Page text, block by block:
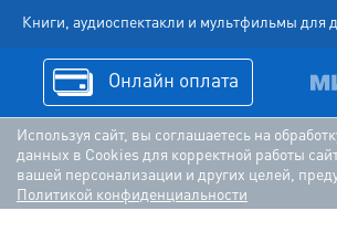
Книги, аудиоспектакли и мультфильмы для
Онлайн оплата
Используя сайт, вы соглашаетесь на
данных в Cookies для корректной работы
вашей персонализации и других целей,
Политикой конфиденциальности